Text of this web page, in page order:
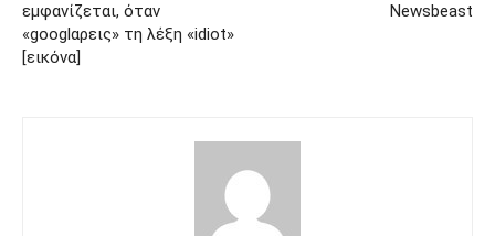
εμφανίζεται, όταν
«googlαρεις» τη λέξη «idiot»
[εικόνα]
Newsbeast